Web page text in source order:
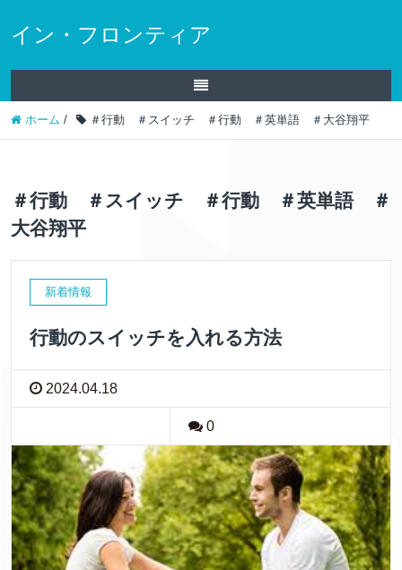
イン・フロンティア
ホーム / ＃行動 ＃スイッチ ＃行動 ＃英単語 ＃大谷翔平
＃行動 ＃スイッチ ＃行動 ＃英単語 ＃
大谷翔平
新着情報
行動のスイッチを入れる方法
2024.04.18
0